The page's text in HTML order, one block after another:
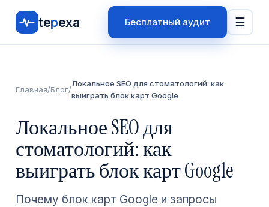
tepexa Бесплатный аудит ☰
Главная/Блог/
Локальное SEO для стоматологий: как
выиграть блок карт Google
Локальное SEO для
стоматологий: как
выиграть блок карт Google
Почему блок карт Google и запросы